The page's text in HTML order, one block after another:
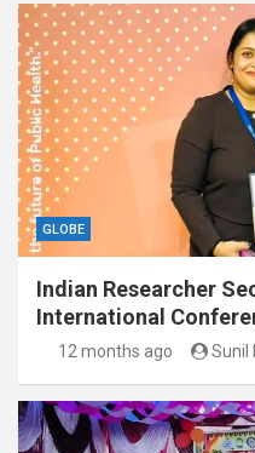
GLOBE
Indian Researcher
International
12 months ago Sunil